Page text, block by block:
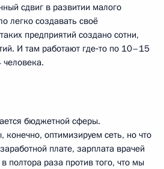
сдвиг в развитии малого
легко создавать своё
предприятий создано сотни,
И там работают где‑то по 10–15
человека.
бюджетной сферы.
оптимизируем сеть, но что
плате, зарплата врачей
полтора раза против того, что мы